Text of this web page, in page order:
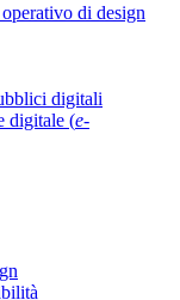
di design
digitali
digitale (e-